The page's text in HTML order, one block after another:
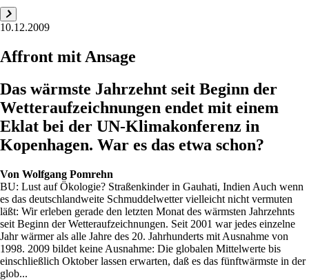
10.12.2009
Affront mit Ansage
Das wärmste Jahrzehnt seit Beginn der
Wetteraufzeichnungen endet mit einem
Eklat bei der UN-Klimakonferenz in
Kopenhagen. War es das etwa schon?
Von Wolfgang Pomrehn
BU: Lust auf Ökologie? Straßenkinder in Gauhati, Indien Auch wenn
es das deutschlandweite Schmuddelwetter vielleicht nicht vermuten
läßt: Wir erleben gerade den letzten Monat des wärmsten Jahrzehnts
seit Beginn der Wetteraufzeichnungen. Seit 2001 war jedes einzelne
Jahr wärmer als alle Jahre des 20. Jahrhunderts mit Ausnahme von
1998. 2009 bildet keine Ausnahme: Die globalen Mittelwerte bis
einschließlich Oktober lassen erwarten, daß es das fünftwärmste in der
glob...